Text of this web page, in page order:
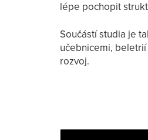
lépe pochopit
Součástí studia je
učebnicemi,
rozvoj.